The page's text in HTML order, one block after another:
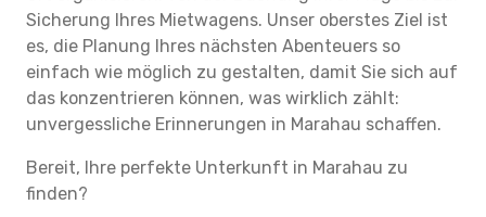
Sicherung Ihres Mietwagens. Unser oberstes Ziel ist
es, die Planung Ihres nächsten Abenteuers so
einfach wie möglich zu gestalten, damit Sie sich auf
das konzentrieren können, was wirklich zählt:
unvergessliche Erinnerungen in Marahau schaffen.
Bereit, Ihre perfekte Unterkunft in Marahau zu
finden?